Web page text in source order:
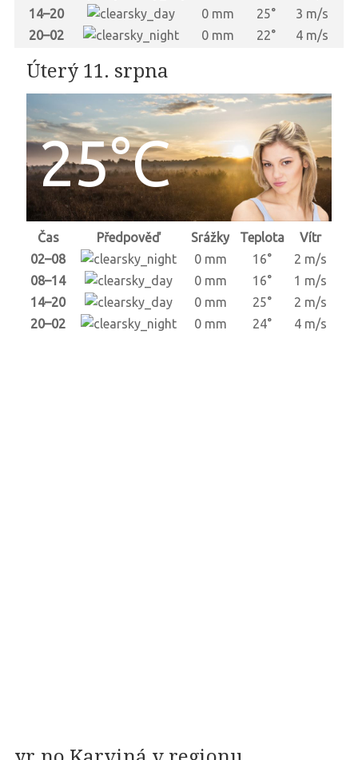
14–20
0 mm 25°
3 m/s
20–02
0 mm 22° 4 m/s
Úterý 11. srpna
25°C
Čas Předpověď Srážky Teplota
Vítr
02–08
0 mm 16°
2 m/s
08–14
0 mm 16°
1 m/s
14–20
0 mm 25°
2 m/s
20–02
0 mm 24° 4 m/s